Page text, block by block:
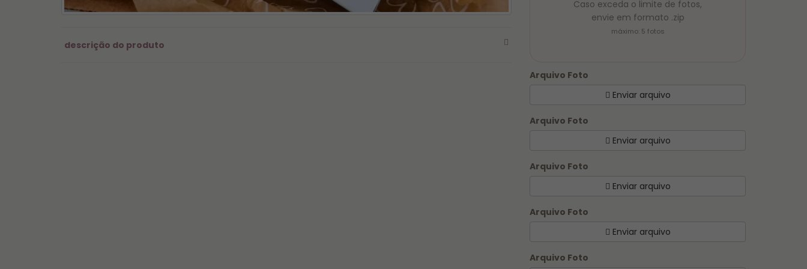
descrição do produto
Caso exceda o limite de fotos,
envie em formato .zip
máximo: 5 fotos
Arquivo Foto
Enviar arquivo
Arquivo Foto
Enviar arquivo
Arquivo Foto
Enviar arquivo
Arquivo Foto
Enviar arquivo
Arquivo Foto